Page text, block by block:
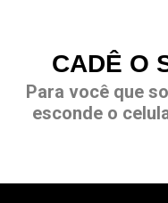
CADÊ O
Para você que
esconde o